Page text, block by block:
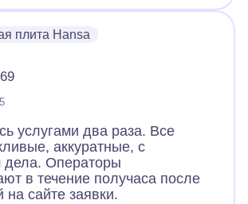
плита Hansa
услугами два раза. Все
аккуратные, с
дела. Операторы
в течение получаса после
на сайте заявки.